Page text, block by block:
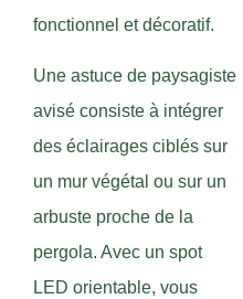
fonctionnel et décoratif.
Une astuce de paysagiste
avisé consiste à intégrer
des éclairages ciblés sur
un mur végétal ou sur un
arbuste proche de la
pergola. Avec un spot
LED orientable, vous